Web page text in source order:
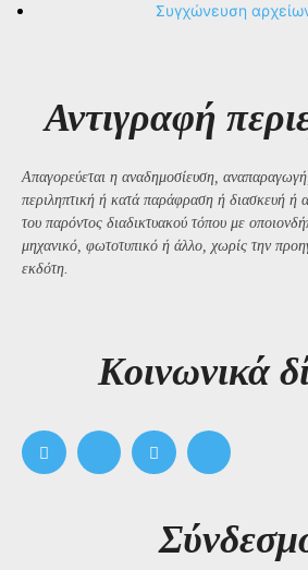
Συγχώνευση
Αντιγραφή
Απαγορεύεται η αναδημοσίευση,
περιληπτική ή κατά παράφραση ή διασκευή ή
του παρόντος διαδικτυακού τόπου με
μηχανικό, φωτοτυπικό ή άλλο, χωρίς την
εκδότη.
Kοινωνικά